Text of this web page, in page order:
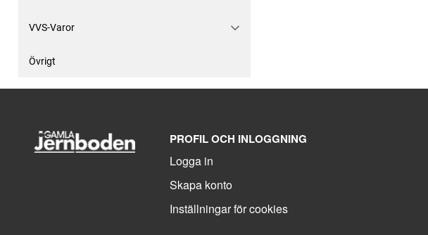
VVS-Varor
Övrigt
PROFIL OCH INLOGGNING
Logga in
Skapa konto
Inställningar för cookies